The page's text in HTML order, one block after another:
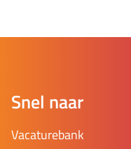
Snel naar
Vacaturebank